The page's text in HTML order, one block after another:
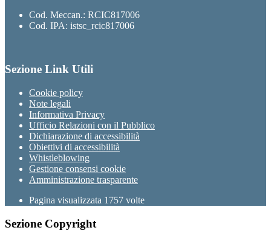
Cod. Meccan.: RCIC817006
Cod. IPA: istsc_rcic817006
Sezione Link Utili
Cookie policy
Note legali
Informativa Privacy
Ufficio Relazioni con il Pubblico
Dichiarazione di accessibilità
Obiettivi di accessibilità
Whistleblowing
Gestione consensi cookie
Amministrazione trasparente
Pagina visualizzata 1757 volte
Sezione Copyright